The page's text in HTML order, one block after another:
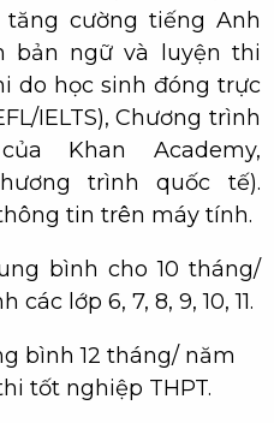
cường tiếng Anh
bản ngữ và luyện thi
do học sinh đóng trực
IELTS), Chương trình
Khan Academy,
trình quốc tế).
tin trên máy tính.
bình cho 10 tháng/
lớp 6, 7, 8, 9, 10, 11.
bình 12 tháng/ năm
tốt nghiệp THPT.